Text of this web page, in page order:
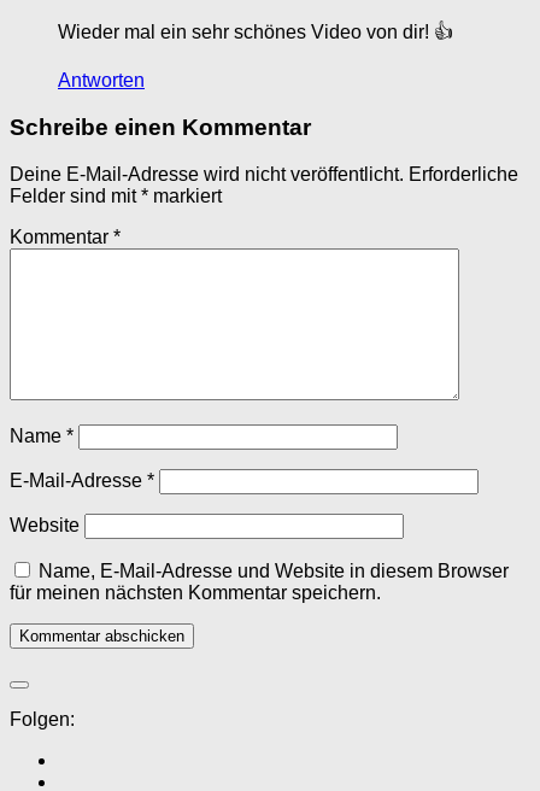
Wieder mal ein sehr schönes Video von dir! 👍
Antworten
Schreibe einen Kommentar
Deine E-Mail-Adresse wird nicht veröffentlicht. Erforderliche
Felder sind mit* markiert
Kommentar *
Name *
E-Mail-Adresse *
Website
Name, E-Mail-Adresse und Website in diesem Browser
für meinen nächsten Kommentar speichern.
Folgen: